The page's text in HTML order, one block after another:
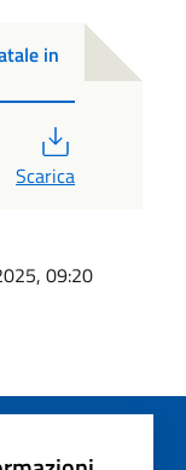
in
Scarica
09:20